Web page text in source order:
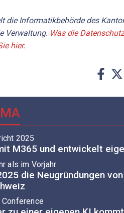
die Informatikbehörde des
Verwaltung. Was die
hier.
2025
M365 und entwickelt
als im Vorjahr
die Neugründungen